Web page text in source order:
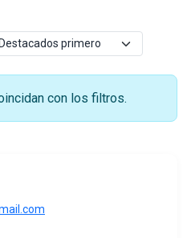
con los filtros.